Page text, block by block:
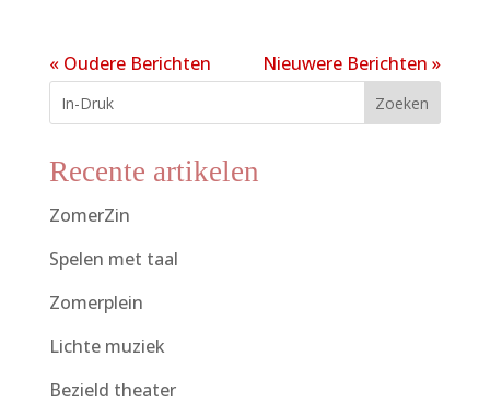
« Oudere Berichten Nieuwere Berichten »
Zoeken
Recente artikelen
ZomerZin
Spelen met taal
Zomerplein
Lichte muziek
Bezield theater